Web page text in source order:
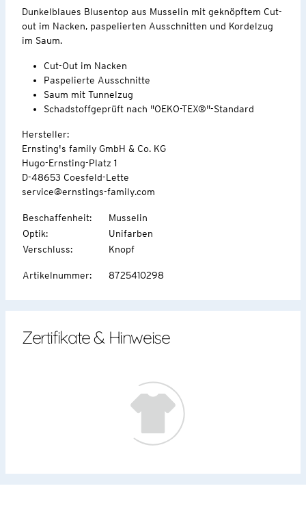
Dunkelblaues Blusentop aus Musselin mit geknöpftem Cut-
out im Nacken, paspelierten Ausschnitten und Kordelzug
im Saum.
Cut-Out im Nacken
Paspelierte Ausschnitte
Saum mit Tunnelzug
Schadstoffgeprüft nach "OEKO-TEX®"-Standard
Hersteller:
Ernsting's family GmbH & Co. KG
Hugo-Ernsting-Platz 1
D-48653 Coesfeld-Lette
service@ernstings-family.com
Beschaffenheit:
Musselin
Optik:
Unifarben
Verschluss: Knopf
Artikelnummer: 8725410298
Zertifikate & Hinweise